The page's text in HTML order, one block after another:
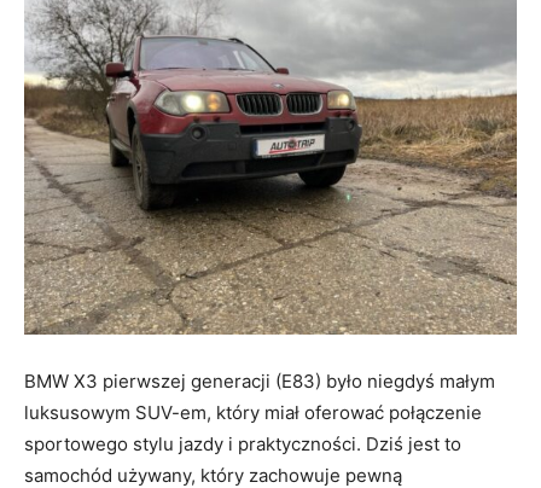
BMW X3 pierwszej generacji (E83) było niegdyś małym
luksusowym SUV-em, który miał oferować połączenie
sportowego stylu jazdy i praktyczności. Dziś jest to
samochód używany, który zachowuje pewną